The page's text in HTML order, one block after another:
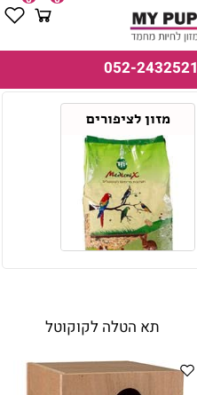
052-2432521
מזון לציפורים
תא הטלה לקוקוטל